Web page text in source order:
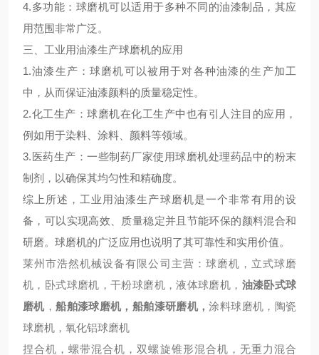
4.多功能：球磨机可以适用于多种不同的油漆制品，其应
用范围非常广泛。
三、工业用油漆生产球磨机的应用
1.油漆生产：球磨机可以被用于对各种油漆的生产加工
中，从而保证油漆颜料的质量稳定性。
2.化工生产：球磨机在化工生产中也有引人注目的应用，
例如用于染料、涂料、颜料等领域。
3.医药生产：一些制药厂家使用球磨机处理药品中的粉末
制剂，以确保其均匀性和精确度。
综上所述，工业用油漆生产球磨机是一个非常有用的设
备，可以实现高效、质量稳定并且节能环保的颜料混合和
研磨。球磨机的广泛应用也说明了其可靠性和实用价值。
莱州市浩然机械设备有限公司主营：球磨机，立式球磨
机，卧式球磨机，干粉球磨机，液体球磨机， 油漆卧式球
磨机，船舶漆球磨机，船舶漆研磨机，涂料球磨机，陶瓷
球磨机，氧化铝球磨机
捏合机，螺带混合机，双螺旋锥形混合机，无重力混合